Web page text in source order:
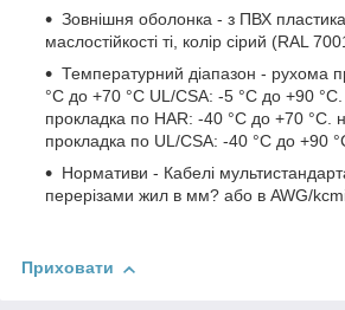
Зовнішня оболонка - з ПВХ
маслостійкості ті, колір сірий (RAL
Температурний діапазон - рухома
°C до +70 °C UL/CSA: -5 °C до +90
прокладка по HAR: -40 °C до +70 °C.
прокладка по UL/CSA: -40 °C до +90
Нормативи - Кабелі
перерізами жил в мм? або в AWG/
Приховати